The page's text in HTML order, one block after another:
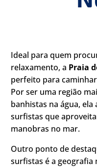
Ideal para quem
relaxamento, a Praia
perfeito para
Por ser uma região
banhistas na água,
surfistas que
manobras no mar.
Outro ponto de
surfistas é a